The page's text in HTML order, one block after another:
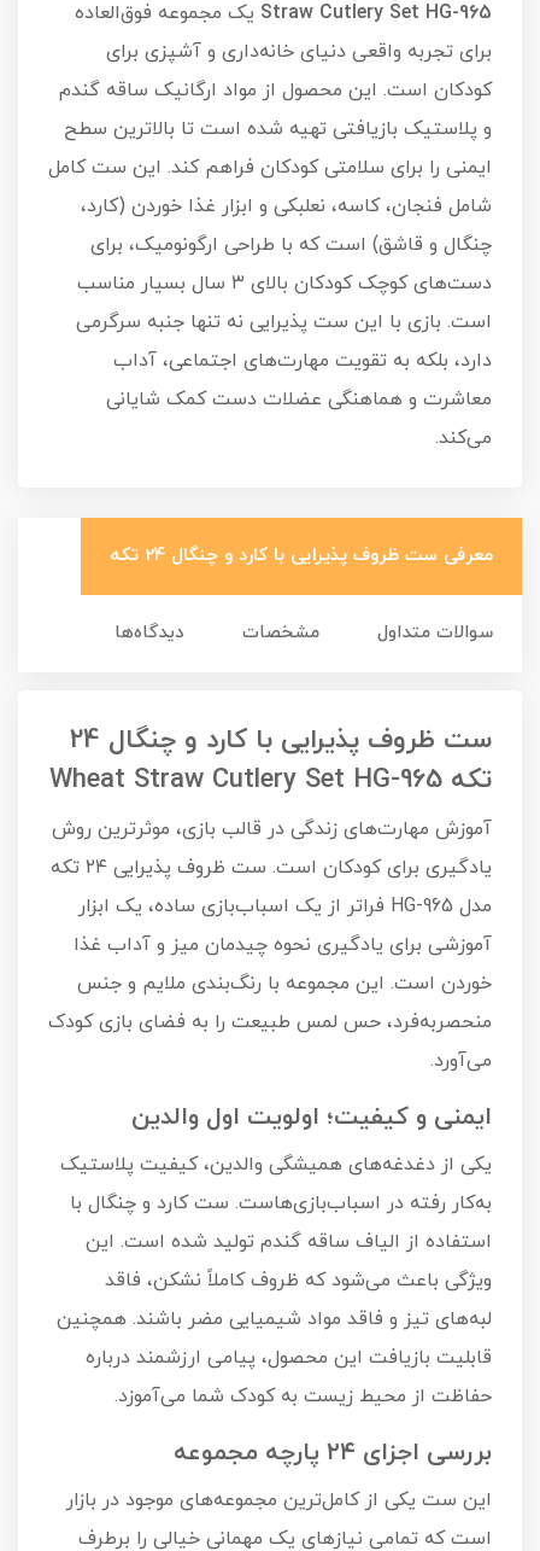
Straw Cutlery Set HG-965 یک مجموعه فوق‌العاده
برای تجربه واقعی دنیای خانه‌داری و آشپزی برای
کودکان است. این محصول از مواد ارگانیک ساقه گندم
و پلاستیک بازیافتی تهیه شده است تا بالاترین سطح
ایمنی را برای سلامتی کودکان فراهم کند. این ست کامل
شامل فنجان، کاسه، نعلبکی و ابزار غذا خوردن (کارد،
چنگال و قاشق) است که با طراحی ارگونومیک، برای
دست‌های کوچک کودکان بالای ۳ سال بسیار مناسب
است. بازی با این ست پذیرایی نه تنها جنبه سرگرمی
دارد، بلکه به تقویت مهارت‌های اجتماعی، آداب
معاشرت و هماهنگی عضلات دست کمک شایانی
می‌کند.
معرفی ست ظروف پذیرایی با کارد و چنگال 24 تکه
سوالات متداول مشخصات دیدگاه‌ها
ست ظروف پذیرایی با کارد و چنگال 24
تکه Wheat Straw Cutlery Set HG-965
آموزش مهارت‌های زندگی در قالب بازی، موثرترین روش
یادگیری برای کودکان است. ست ظروف پذیرایی ۲۴ تکه
مدل HG-965 فراتر از یک اسباب‌بازی ساده، یک ابزار
آموزشی برای یادگیری نحوه چیدمان میز و آداب غذا
خوردن است. این مجموعه با رنگ‌بندی ملایم و جنس
منحصربه‌فرد، حس لمس طبیعت را به فضای بازی کودک
می‌آورد.
ایمنی و کیفیت؛ اولویت اول والدین
یکی از دغدغه‌های همیشگی والدین، کیفیت پلاستیک
به‌کار رفته در اسباب‌بازی‌هاست. ست کارد و چنگال با
استفاده از الیاف ساقه گندم تولید شده است. این
ویژگی باعث می‌شود که ظروف کاملاً نشکن، فاقد
لبه‌های تیز و فاقد مواد شیمیایی مضر باشند. همچنین
قابلیت بازیافت این محصول، پیامی ارزشمند درباره
حفاظت از محیط زیست به کودک شما می‌آموزد.
بررسی اجزای ۲۴ پارچه مجموعه
این ست یکی از کامل‌ترین مجموعه‌های موجود در بازار
است که تمامی نیازهای یک مهمانی خیالی را برطرف